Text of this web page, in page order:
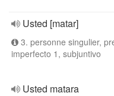
Usted [matar]
3. personne singulier,
imperfecto 1, subjuntivo
Usted matara